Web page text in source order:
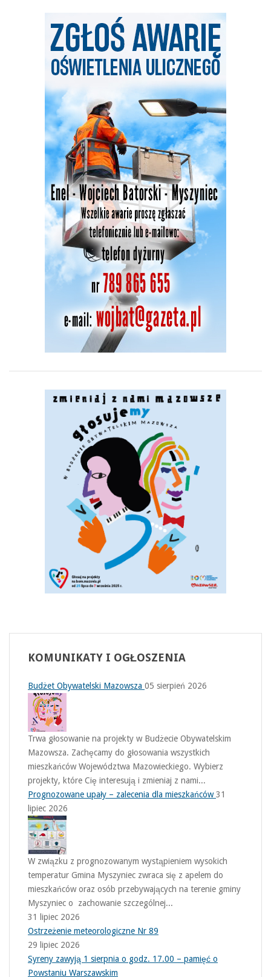
KOMUNIKATY I OGŁOSZENIA
Budżet Obywatelski Mazowsza 05 sierpień 2026
Trwa głosowanie na projekty w Budżecie Obywatelskim
Mazowsza. Zachęcamy do głosowania wszystkich
mieszkańców Województwa Mazowieckiego. Wybierz
projekty, które Cię interesują i zmieniaj z nami...
Prognozowane upały – zalecenia dla mieszkańców31
lipiec 2026
W związku z prognozowanym wystąpieniem wysokich
temperatur Gmina Myszyniec zwraca się z apelem do
mieszkańców oraz osób przebywających na terenie gminy
Myszyniec o zachowanie szczególnej...
31 lipiec 2026
Ostrzeżenie meteorologiczne Nr 89
29 lipiec 2026
Syreny zawyją 1 sierpnia o godz. 17.00 – pamięć o
Powstaniu Warszawskim